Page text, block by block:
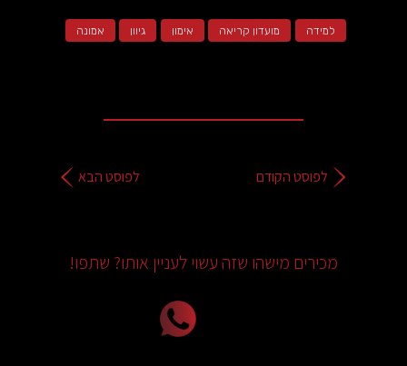
למידה מועדון קריאה אימון גיוון אמונה
לפוסט הקודם לפוסט הבא
מכירים מישהו שזה עשוי לעניין אותו? שתפו!